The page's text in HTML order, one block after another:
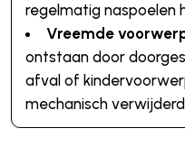
regelmatig naspoelen
Vreemde
ontstaan door
afval of
mechanisch